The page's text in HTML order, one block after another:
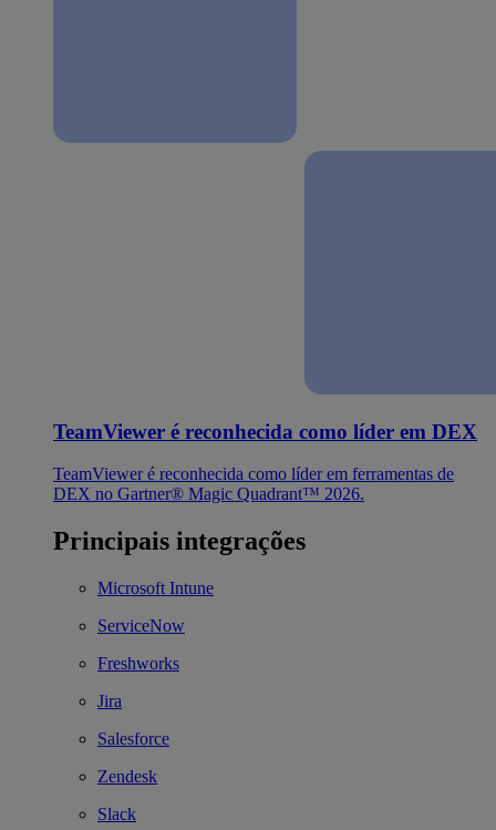
TeamViewer é reconhecida como líder em DEX
TeamViewer é reconhecida como líder em ferramentas de
DEX no Gartner® Magic Quadrant™ 2026.
Principais integrações
Microsoft Intune
ServiceNow
Freshworks
Jira
Salesforce
Zendesk
Slack